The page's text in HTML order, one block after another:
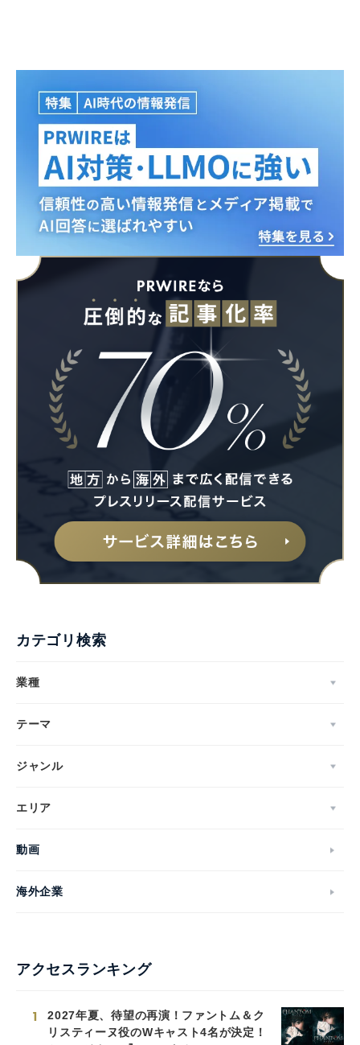
カテゴリ検索
業種
テーマ
ジャンル
エリア
動画
海外企業
アクセスランキング
1
2027年夏、待望の再演！ファントム＆ク
リスティーヌ役のWキャスト4名が決定！
Japanese